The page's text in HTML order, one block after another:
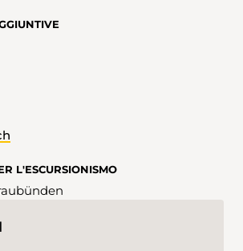
L'ESCURSIONISMO